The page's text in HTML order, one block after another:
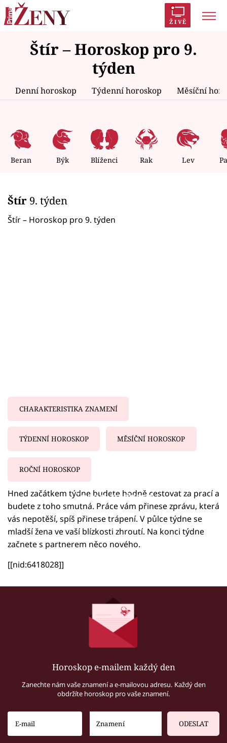
ŽIVĚ
Trendy: Polabí Inspekce Prostřeno!
AYTO?
Proměny
Témata
Celebrity
Seriály
Sledujte nás
Štír – Horoskop pro 9.
týden
Denní horoskop Týdenní horoskop Měsíční
Beran Býk Blíženci Rak Lev
Štír 9. týden
Štír – Horoskop pro 9. týden
CHARAKTERISTIKA ZNAMENÍ
TÝDENNÍ HOROSKOP MĚSÍČNÍ HOROSKOP
ROČNÍ HOROSKOP
Failed to fetch
Hned začátkem týdne budete hodně cestovat za prací a
budete z toho smutná. Práce vám přinese zprávu, která
vás nepotěší, spíš přinese trápení. V půlce týdne se
mladší žena ve vaší blízkosti zhroutí. Na konci týdne
začnete s partnerem něco nového.
[[nid:6418028]]
Horoskop e-mailem každý den
Zanechte nám vaše znamení a e-mailovou adresu. Každý den
obdržíte horoskop pro vaše znamení.
ODESLAT